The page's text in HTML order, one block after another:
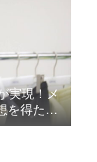
実現！メ
を得たデ